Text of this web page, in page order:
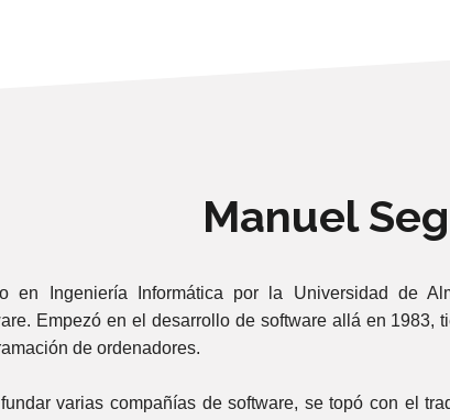
Manuel
en Ingeniería Informática por la Universidad de
Empezó en el desarrollo de software allá en 1983,
de ordenadores.
varias compañías de software, se topó con el